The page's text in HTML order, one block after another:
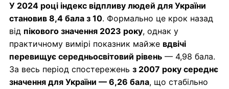
У 2024 році індекс відпливу людей для України
становив 8,4 бала з 10. Формально це крок назад
від пікового значення 2023 року, однак у
практичному вимірі показник майже вдвічі
перевищує середньосвітовий рівень — 4,98 бала.
За весь період спостережень з 2007 року середнє
значення для України — 6,26 бала, що стабільно